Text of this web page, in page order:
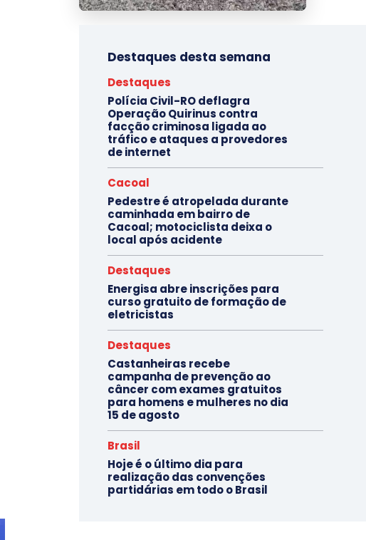
Destaques desta semana
Destaques
Polícia Civil-RO deflagra
Operação Quirinus contra
facção criminosa ligada ao
tráfico e ataques a provedores
de internet
Cacoal
Pedestre é atropelada durante
caminhada em bairro de
Cacoal; motociclista deixa o
local após acidente
Destaques
Energisa abre inscrições para
curso gratuito de formação de
eletricistas
Destaques
Castanheiras recebe
campanha de prevenção ao
câncer com exames gratuitos
para homens e mulheres no dia
15 de agosto
Brasil
Hoje é o último dia para
realização das convenções
partidárias em todo o Brasil